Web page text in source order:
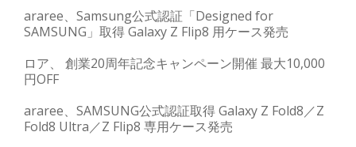
araree、Samsung公式認証「Designed for
SAMSUNG」取得 Galaxy Z Flip8 用ケース発売
ロア、 創業20周年記念キャンペーン開催 最大10,000
円OFF
araree、SAMSUNG公式認証取得 Galaxy Z Fold8／Z
Fold8 Ultra／Z Flip8 専用ケース発売